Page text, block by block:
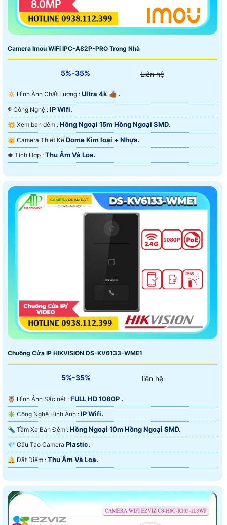
Camera Imou WiFi IPC-A82P-PRO Trong Nhà
5%-35% Liên hệ
🔅 Hình Ành Chất Lượng : Ultra 4k 👍🏾 .
®️ Công Nghệ : IP Wifi.
💥 Xem ban đêm : Hồng Ngoại 15m Hồng Ngoại SMD.
👑 Camera Thiết Kế Dome Kim loại + Nhựa.
️♚ Tích Hợp : Thu Âm Và Loa.
Chuông Cửa IP HIKVISION DS-KV6133-WME1
5%-35% liên hệ
🦉 Hình Ảnh Sắc nét : FULL HD 1080P .
✳️ Công Nghệ Hình Ảnh : IP Wifi.
🔦 Tầm Xa Ban Đêm : Hồng Ngoại 10m Hồng Ngoại SMD.
💎 Cấu Tạo Camera Plastic.
️🔔 Đặt Điểm : Thu Âm Và Loa.